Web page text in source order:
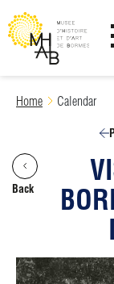
SkipHome Calendar
Back